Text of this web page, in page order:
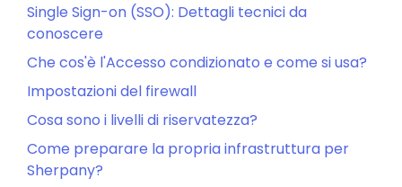
Single Sign-on (SSO): Dettagli tecnici da
conoscere
Che cos'è l'Accesso condizionato e come si usa?
Impostazioni del firewall
Cosa sono i livelli di riservatezza?
Come preparare la propria infrastruttura per
Sherpany?